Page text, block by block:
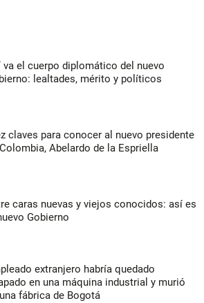
va el cuerpo diplomático del nuevo
lealtades, mérito y políticos
claves para conocer al nuevo presidente
Abelardo de la Espriella
caras nuevas y viejos conocidos: así es
Gobierno
extranjero habría quedado
en una máquina industrial y murió
fábrica de Bogotá